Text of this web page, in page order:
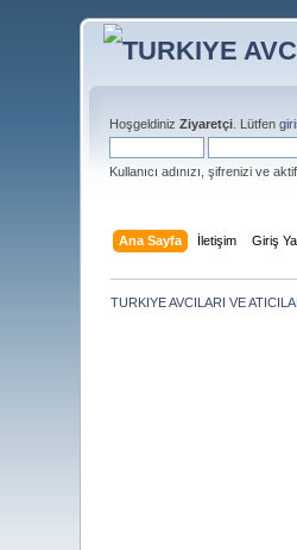
HoşgeldinizZiyaretçi . Lütfen
Kullanıcı adınızı, şifrenizi ve
Ana Sayfa İletişim Giriş
TURKIYE AVCILARI VE